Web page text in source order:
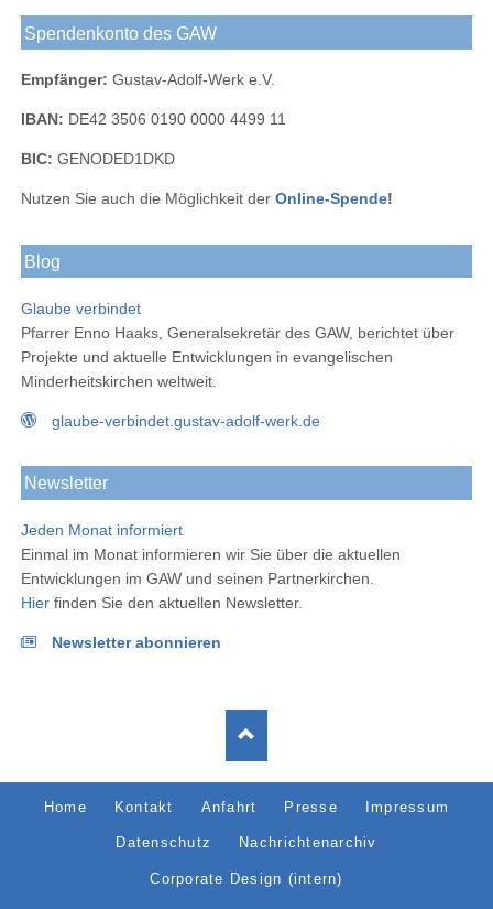
Spendenkonto des GAW
Empfänger: Gustav-Adolf-Werk e.V.
IBAN: DE42 3506 0190 0000 4499 11
BIC: GENODED1DKD
Nutzen Sie auch die Möglichkeit der Online-Spende!
Blog
Glaube verbindet
Pfarrer Enno Haaks, Generalsekretär des GAW, berichtet über
Projekte und aktuelle Entwicklungen in evangelischen
Minderheitskirchen weltweit.
glaube-verbindet.gustav-adolf-werk.de
Newsletter
Jeden Monat informiert
Einmal im Monat informieren wir Sie über die aktuellen
Entwicklungen im GAW und seinen Partnerkirchen.
Hierfinden Sie den aktuellen Newsletter.
Newsletter abonnieren
Navigation
Home Kontakt Anfahrt Presse Impressum
Datenschutz Nachrichtenarchiv
Corporate Design (intern)